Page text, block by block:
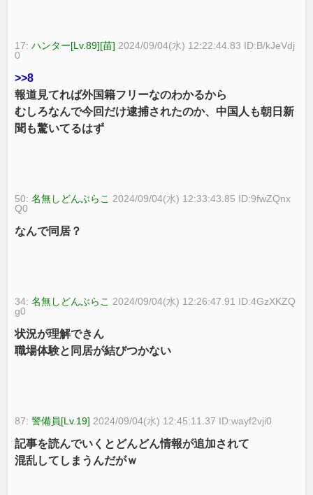
17:ハンター[Lv.89][苗] 2024/09/04(水) 12:22:44.83 ID:B/kJeVdj
0
>>8
報道見てれば外国籍フリーなのわかるから
むしろなんで今回だけ逮捕されたのか、中国人も朝日新
聞も驚いてるはず
50:名無しどんぶらこ 2024/09/04(水) 12:33:43.85 ID:9fwZQnx
Q0
なんで同居？
34:名無しどんぶらこ 2024/09/04(水) 12:26:47.91 ID:4GzXKZQ
g0
状況が理解できん
職場体験と同居が結びつかない
87:警備員[Lv.19] 2024/09/04(水) 12:45:11.37 ID:wayf2vji0
記事を読んでいくとどんどん情報が追加されて
混乱してしまうんだがｗ